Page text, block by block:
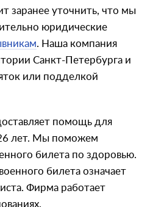
заранее уточнить, что мы
юридические
. Наша компания
Санкт-Петербурга и
или подделкой
помощь для
лет. Мы поможем
билета по здоровью.
билета означает
Фирма работает